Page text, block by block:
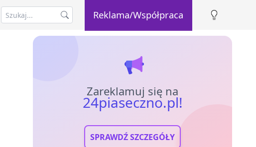
Reklama/Współpraca
Zareklamuj się na
24piaseczno.pl!
SPRAWDŹ SZCZEGÓŁY